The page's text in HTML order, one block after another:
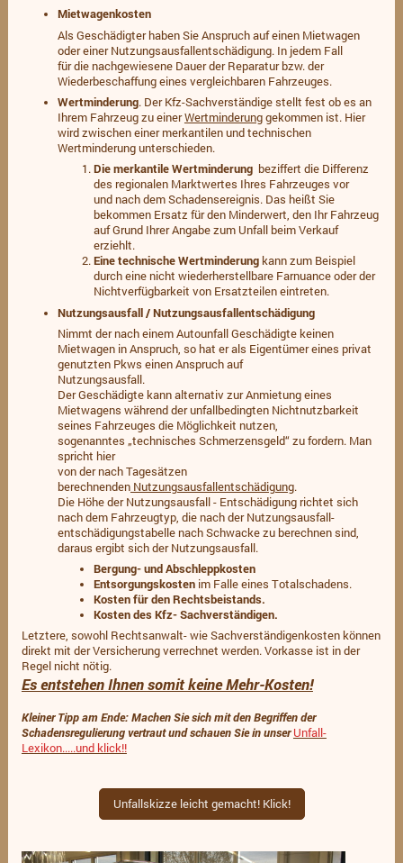
Mietwagenkosten
Als Geschädigter haben Sie Anspruch auf einen Mietwagen
oder einer Nutzungsausfallentschädigung. In jedem Fall
für die nachgewiesene Dauer der Reparatur bzw. der
Wiederbeschaffung eines vergleichbaren Fahrzeuges.
Wertminderung. Der Kfz-Sachverständige stellt fest ob es an
Ihrem Fahrzeug zu einerWertminderunggekommen ist. Hier
wird zwischen einer merkantilen und technischen
Wertminderung unterschieden.
Die merkantile Wertminderung beziffert die Differenz
des regionalen Marktwertes Ihres Fahrzeuges vor
und nach dem Schadensereignis. Das heißt Sie
bekommen Ersatz für den Minderwert, den Ihr Fahrzeug
auf Grund Ihrer Angabe zum Unfall beim Verkauf
erziehlt.
Eine technische Wertminderungkann zum Beispiel
durch eine nicht wiederherstellbare Farnuance oder der
Nichtverfügbarkeit von Ersatzteilen eintreten.
Nutzungsausfall / Nutzungsausfallentschädigung
Nimmt der nach einem Autounfall Geschädigte keinen
Mietwagen in Anspruch, so hat er als Eigentümer eines privat
genutzten Pkws einen Anspruch auf
Nutzungsausfall.
Der Geschädigte kann alternativ zur Anmietung eines
Mietwagens während der unfallbedingten Nichtnutzbarkeit
seines Fahrzeuges die Möglichkeit nutzen,
sogenanntes „technisches Schmerzensgeld“ zu fordern. Man
spricht hier
von der nach Tagesätzen
berechnendenNutzungsausfallentschädigung.
Die Höhe der Nutzungsausfall - Entschädigung richtet sich
nach dem Fahrzeugtyp, die nach der Nutzungsausfall-
entschädigungstabelle nach Schwacke zu berechnen sind,
daraus ergibt sich der Nutzungsausfall.
Bergung- und Abschleppkosten
Entsorgungskostenim Falle eines Totalschadens.
Kosten für den Rechtsbeistands.
Kosten des Kfz- Sachverständigen.
Letztere, sowohl Rechtsanwalt- wie Sachverständigenkosten können
direkt mit der Versicherung verrechnet werden. Vorkasse ist in der
Regel nicht nötig.
Es entstehen Ihnen somit keine Mehr-Kosten!
Kleiner Tipp am Ende: Machen Sie sich mit den Begriffen der
Schadensregulierung vertraut und schauen Sie in unserUnfall-
Lexikon.....und klick!!
Unfallskizze leicht gemacht! Klick!